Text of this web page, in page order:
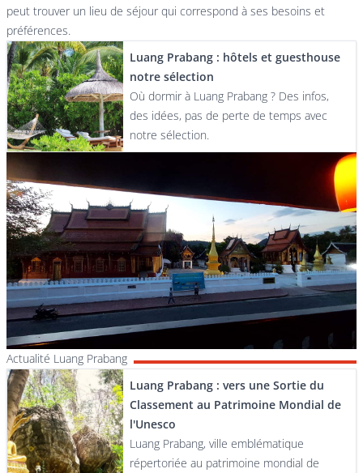
peut trouver un lieu de séjour qui correspond à ses besoins et
préférences.
Luang Prabang : hôtels et guesthouse
notre sélection
Où dormir à Luang Prabang ? Des infos,
des idées, pas de perte de temps avec
notre sélection.
Actualité Luang Prabang
Luang Prabang : vers une Sortie du
Classement au Patrimoine Mondial de
l'Unesco
Luang Prabang, ville emblématique
répertoriée au patrimoine mondial de